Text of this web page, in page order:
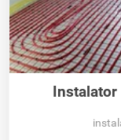
Instalator